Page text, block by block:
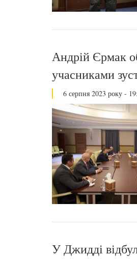
Андрій Єрмак
учасниками
6 серпня 2023 року -
У Джидді